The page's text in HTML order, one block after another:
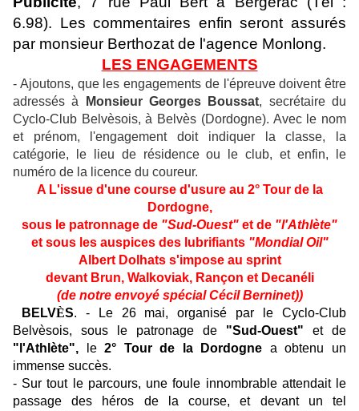
6.98). Les commentaires enfin seront assurés
par monsieur Berthozat de l'agence Monlong.
LES ENGAGEMENTS
- Ajoutons, que les engagements de l'épreuve doivent être
adressés à
Monsieur Georges Boussat, secrétaire du
Cyclo-Club Belvèsois, à Belvès (Dordogne). Avec le nom
et prénom, l'engagement doit indiquer la classe, la
catégorie, le lieu de résidence ou le club, et enfin, le
numéro de la licence du coureur.
A L'issue d'une course d'usure au 2° Tour de la
Dordogne,
sous le patronnage de "Sud-Ouest" et de "l'Athlète"
et sous les auspices des lubrifiants "Mondial Oil"
Albert Dolhats s'impose au sprint
devant Brun, Walkoviak, Rançon et Decanéli
(de notre envoyé spécial Cécil Berninet))
BELVÈS. - Le 26 mai, organisé par le Cyclo-Club
Belvèsois, sous le patronage de "Sud-Ouest" et de
"l'Athlète", le2° Tour de la Dordogne a obtenu un
immense succès.
- Sur tout le parcours, une foule innombrable attendait le
passage des héros de la course, et devant un tel